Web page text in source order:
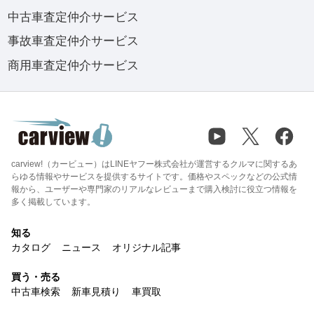
中古車査定仲介サービス
事故車査定仲介サービス
商用車査定仲介サービス
carview!（カービュー）はLINEヤフー株式会社が運営するクルマに関するあ
らゆる情報やサービスを提供するサイトです。価格やスペックなどの公式情
報から、ユーザーや専門家のリアルなレビューまで購入検討に役立つ情報を
多く掲載しています。
知る
カタログ
ニュース オリジナル記事
買う・売る
中古車検索
新車見積り 車買取